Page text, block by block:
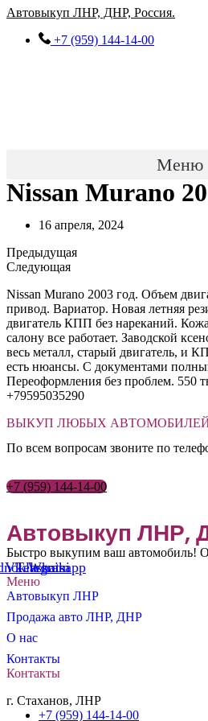
Перейти
содержимому
Автовыкуп ЛНР, ДНР, Россия.
+7 (959) 144-14-00
Меню
Nissan Murano
16 апреля, 2024
Предыдущая
Следующая
Nissan Murano 2003 год. Объем
привод. Вариатор. Новая летняя
двигатель КПП без нареканий.
салону все работает. Заводской
весь металл, старый двигатель, и
есть нюансы. С документами
Переоформления без проблем. 550
+79595035290
ВЫКУП ЛЮБЫХ
По всем вопросам звоните по
+7 (959) 144-14-00
Автовыкуп ЛНР,
Быстро выкупим ваш автомобиль!
VkTelegram
Whatsapp
Меню
Автовыкуп ЛНР
Продажа авто ЛНР, ДНР
О нас
Контакты
Контакты
г. Стаханов, ЛНР
+7 (959) 144-14-00